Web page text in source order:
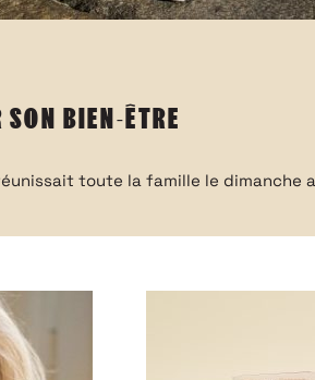
SON BIEN-ÊTRE
toute la famille le dimanche